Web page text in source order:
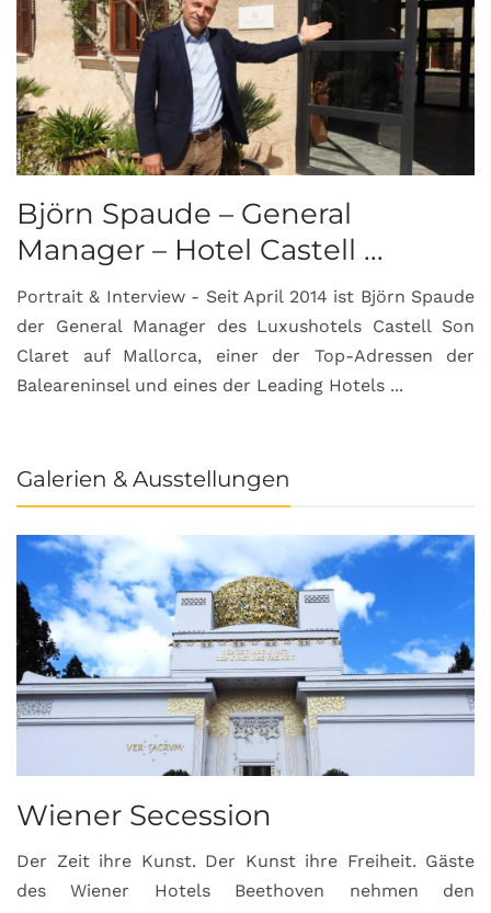
Björn Spaude – General
Manager – Hotel Castell ...
Portrait & Interview - Seit April 2014 ist Björn Spaude
der General Manager des Luxushotels Castell Son
Claret auf Mallorca, einer der Top-Adressen der
Baleareninsel und eines der Leading Hotels ...
Galerien & Ausstellungen
Wiener Secession
Der Zeit ihre Kunst. Der Kunst ihre Freiheit. Gäste
des Wiener Hotels Beethoven nehmen den